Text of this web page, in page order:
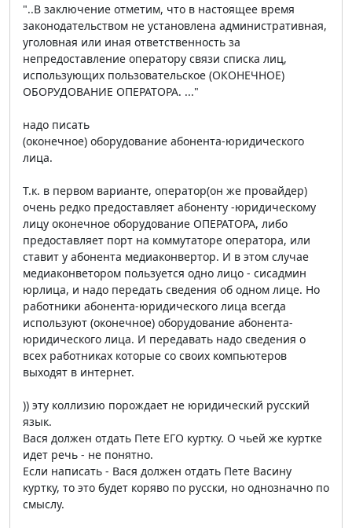
"..В заключение отметим, что в настоящее время
законодательством не установлена административная,
уголовная или иная ответственность за
непредоставление оператору связи списка лиц,
использующих пользовательское (ОКОНЕЧНОЕ)
ОБОРУДОВАНИЕ ОПЕРАТОРА. ..."
надо писать
(оконечное) оборудование абонента-юридического
лица.
Т.к. в первом варианте, оператор(он же провайдер)
очень редко предоставляет абоненту -юридическому
лицу оконечное оборудование ОПЕРАТОРА, либо
предоставляет порт на коммутаторе оператора, или
ставит у абонента медиаконвертор. И в этом случае
медиаконветором пользуется одно лицо - сисадмин
юрлица, и надо передать сведения об одном лице. Но
работники абонента-юридического лица всегда
используют (оконечное) оборудование абонента-
юридического лица. И передавать надо сведения о
всех работниках которые со своих компьютеров
выходят в интернет.
)) эту коллизию порождает не юридический русский
язык.
Вася должен отдать Пете ЕГО куртку. О чьей же куртке
идет речь - не понятно.
Если написать - Вася должен отдать Пете Васину
куртку, то это будет коряво по русски, но однозначно по
смыслу.